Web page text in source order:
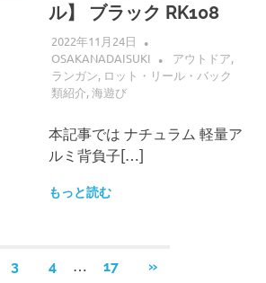
ル】 ブラック RK108
2022年11月24日
OSAKANADAISUKI
アウトドア,
ランガン, ロット・リール・バック
類紹介,海遊び
本記事では ナチュラム 軽量ア
ルミ背負子[…]
もっと読む
3 4 17
次
»